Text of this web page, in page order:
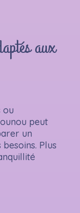
aux
ou
peut
un
Plus